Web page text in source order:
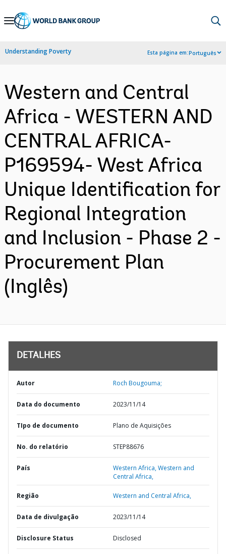
Skip
Navigation
Understanding Poverty Esta página em:Português
Western and Central
Africa - WESTERN AND
CENTRAL AFRICA-
P169594- West Africa
Unique Identification for
Regional Integration
and Inclusion - Phase 2 -
Procurement Plan
(Inglês)
DETALHES
Autor Roch Bougouma;
Data do documento 2023/11/14
TIpo de documento Plano de Aquisições
No. do relatório STEP88676
País Western Africa,Western and
Central Africa,
Região Western and Central Africa,
Data de divulgação 2023/11/14
Disclosure Status Disclosed